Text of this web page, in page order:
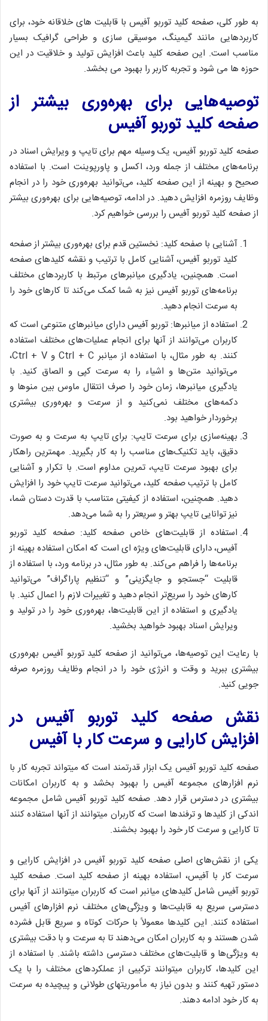
به طور کلی، صفحه کلید توربو آفیس با قابلیت های خلاقانه خود، برای
کاربردهایی مانند گیمینگ، موسیقی سازی و طراحی گرافیک بسیار
مناسب است. این صفحه کلید باعث افزایش تولید و خلاقیت در این
حوزه ها می شود و تجربه کاربر را بهبود می بخشد.
توصیه‌هایی برای بهره‌وری بیشتر از
صفحه کلید توربو آفیس
صفحه کلید توربو آفیس، یک وسیله مهم برای تایپ و ویرایش اسناد در
برنامه‌های مختلف از جمله ورد، اکسل و پاورپوینت است. با استفاده
صحیح و بهینه از این صفحه کلید، می‌توانید بهره‌وری خود را در انجام
وظایف روزمره افزایش دهید. در ادامه، توصیه‌هایی برای بهره‌وری بیشتر
از صفحه کلید توربو آفیس را بررسی خواهیم کرد.
آشنایی با صفحه کلید: نخستین قدم برای بهره‌وری بیشتر از صفحه
کلید توربو آفیس، آشنایی کامل با ترتیب و نقشه کلید‌های صفحه
است. همچنین، یادگیری میانبرهای مرتبط با کاربردهای مختلف
برنامه‌های توربو آفیس نیز به شما کمک می‌کند تا کارهای خود را
به سرعت انجام دهید.
استفاده از میانبرها: توربو آفیس دارای میانبرهای متنوعی است که
کاربران می‌توانند از آنها برای انجام عملیات‌های مختلف استفاده
کنند. به طور مثال، با استفاده از میانبر Ctrl + C و Ctrl + V،
می‌توانید متن‌ها و اشیاء را به سرعت کپی و الصاق کنید. با
یادگیری میانبرها، زمان خود را صرف انتقال ماوس بین منوها و
دکمه‌های مختلف نمی‌کنید و از سرعت و بهره‌وری بیشتری
برخوردار خواهید بود.
بهینه‌سازی برای سرعت تایپ: برای تایپ به سرعت و به صورت
دقیق، باید تکنیک‌های مناسب را به کار بگیرید. مهمترین راهکار
برای بهبود سرعت تایپ، تمرین مداوم است. با تکرار و آشنایی
کامل با ترتیب صفحه کلید، می‌توانید سرعت تایپ خود را افزایش
دهید. همچنین، استفاده از کیفیتی متناسب با قدرت دستان شما،
نیز توانایی تایپ بهتر و سریعتر را به شما می‌دهد.
استفاده از قابلیت‌های خاص صفحه کلید: صفحه کلید توربو
آفیس، دارای قابلیت‌های ویژه ای است که امکان استفاده بهینه از
برنامه‌ها را فراهم می‌کند. به طور مثال، در برنامه ورد، با استفاده از
قابلیت “جستجو و جایگزینی” و “تنظیم پاراگراف” می‌توانید
کارهای خود را سریع‌تر انجام دهید و تغییرات لازم را اعمال کنید. با
یادگیری و استفاده از این قابلیت‌ها، بهره‌وری خود را در تولید و
ویرایش اسناد بهبود خواهید بخشید.
با رعایت این توصیه‌ها، می‌توانید از صفحه کلید توربو آفیس بهره‌وری
بیشتری ببرید و وقت و انرژی خود را در انجام وظایف روزمره صرفه
جویی کنید.
نقش صفحه کلید توربو آفیس در
افزایش کارایی و سرعت کار با آفیس
صفحه کلید توربو آفیس یک ابزار قدرتمند است که میتواند تجربه کار با
نرم افزارهای مجموعه آفیس را بهبود بخشد و به کاربران امکانات
بیشتری در دسترس قرار دهد. صفحه کلید توربو آفیس شامل مجموعه
اندکی از کلیدها و ترفندها است که کاربران میتوانند از آنها استفاده کنند
تا کارایی و سرعت کار خود را بهبود بخشند.
یکی از نقش‌های اصلی صفحه کلید توربو آفیس در افزایش کارایی و
سرعت کار با آفیس، استفاده بهینه از صفحه کلید است. صفحه کلید
توربو آفیس شامل کلیدهای میانبر است که کاربران میتوانند از آنها برای
دسترسی سریع به قابلیت‌ها و ویژگی‌های مختلف نرم افزارهای آفیس
استفاده کنند. این کلیدها معمولاً با حرکات کوتاه و سریع قابل فشرده
شدن هستند و به کاربران امکان می‌دهند تا به سرعت و با دقت بیشتری
به ویژگی‌ها و قابلیت‌های مختلف دسترسی داشته باشند. با استفاده از
این کلیدها، کاربران میتوانند ترکیبی از عملکردهای مختلف را با یک
دستور تهیه کنند و بدون نیاز به مأموریتهای طولانی و پیچیده به سرعت
به کار خود ادامه دهند.